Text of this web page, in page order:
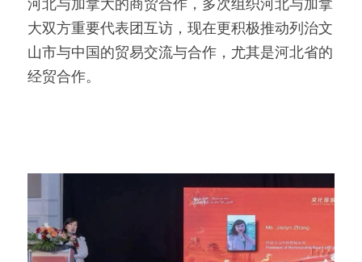
河北与加拿大的商贸合作，多次组织河北与加拿
大双方重要代表团互访，现在更积极推动列治文
山市与中国的贸易交流与合作，尤其是河北省的
经贸合作。